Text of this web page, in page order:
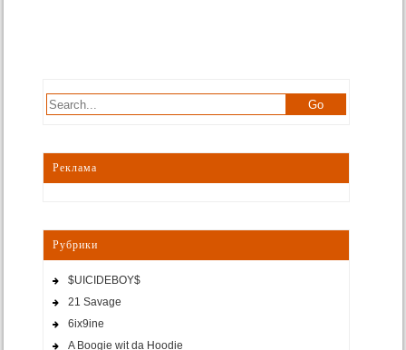
Реклама
Рубрики
$UICIDEBOY$
21 Savage
6ix9ine
A Boogie wit da Hoodie